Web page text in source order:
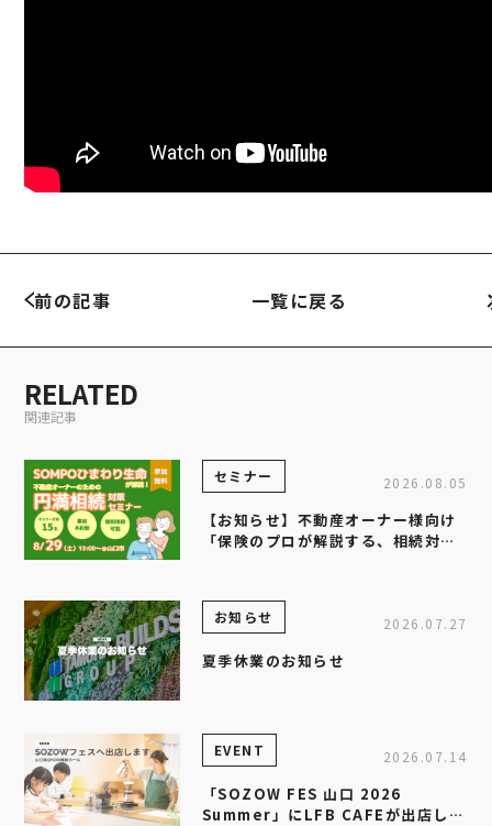
前の記事 一覧に戻る
RELATED
関連記事
セミナー 2026.08.05
【お知らせ】不動産オーナー様向け
「保険のプロが解説する、相続対策
お知らせ 2026.07.27
夏季休業のお知らせ
EVENT 2026.07.14
「SOZOW FES 山口 2026
Summer」にLFB CAFEが出店しま